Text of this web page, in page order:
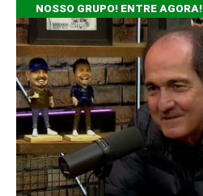
NOSSO GRUPO! ENTRE AGORA!